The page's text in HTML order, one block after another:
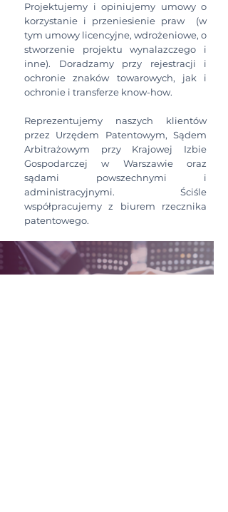
Projektujemy i opiniujemy umowy o
korzystanie i przeniesienie praw (w
tym umowy licencyjne, wdrożeniowe, o
stworzenie projektu wynalazczego i
inne). Doradzamy przy rejestracji i
ochronie znaków towarowych, jak i
ochronie i transferze know-how.
Reprezentujemy naszych klientów
przez Urzędem Patentowym, Sądem
Arbitrażowym przy Krajowej Izbie
Gospodarczej w Warszawie oraz
sądami powszechnymi i
administracyjnymi. Ściśle
współpracujemy z biurem rzecznika
patentowego.